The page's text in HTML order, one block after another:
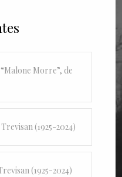
“Malone Morre”, de
(1925-2024)
(1925-2024)